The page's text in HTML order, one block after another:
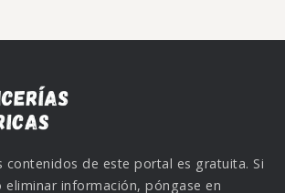
contenidos de este portal es gratuita. Si
eliminar información, póngase en